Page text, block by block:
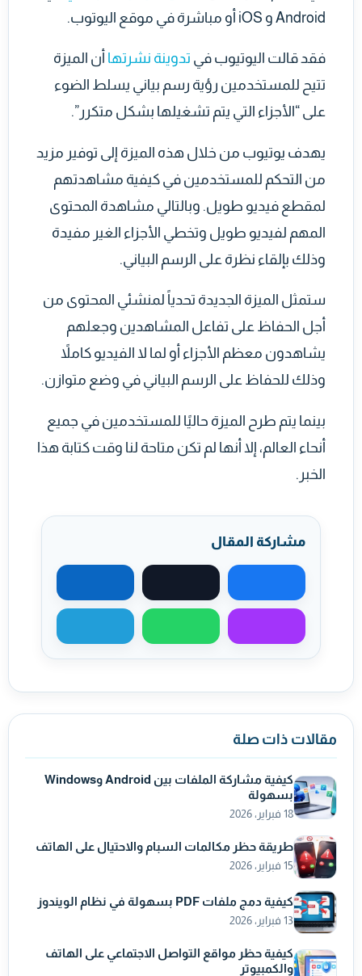
Android و iOS أو مباشرة في موقع اليوتوب.
فقد قالت اليوتيوب في تدوينة نشرتها أن الميزة
تتيح للمستخدمين رؤية رسم بياني يسلط الضوء
على “الأجزاء التي يتم تشغيلها بشكل متكرر”.
يهدف يوتيوب من خلال هذه الميزة إلى توفير مزيد
من التحكم للمستخدمين في كيفية مشاهدتهم
لمقطع فيديو طويل. وبالتالي مشاهدة المحتوى
المهم لفيديو طويل وتخطي الأجزاء الغير مفيدة
وذلك بإلقاء نظرة على الرسم البياني.
ستمثل الميزة الجديدة تحدياً لمنشئي المحتوى من
أجل الحفاظ على تفاعل المشاهدين وجعلهم
يشاهدون معظم الأجزاء أو لما لا الفيديو كاملاً
وذلك للحفاظ على الرسم البياني في وضع متوازن.
بينما يتم طرح الميزة حاليًا للمستخدمين في جميع
أنحاء العالم، إلا أنها لم تكن متاحة لنا وقت كتابة هذا
الخبر.
مشاركة المقال
مشاركة على فيسبوكمشاركة على X مشاركة على
مشاركة عبر ماسنجرمشاركة عبر واتسابمشاركة عبر
مقالات ذات صلة
كيفية مشاركة الملفات بين Android وWindows
بسهولة
18 فبراير، 2026
طريقة حظر مكالمات السبام والاحتيال على الهاتف
15 فبراير، 2026
كيفية دمج ملفات PDF بسهولة في نظام الويندوز
13 فبراير، 2026
كيفية حظر مواقع التواصل الاجتماعي على الهاتف
والكمبيوتر